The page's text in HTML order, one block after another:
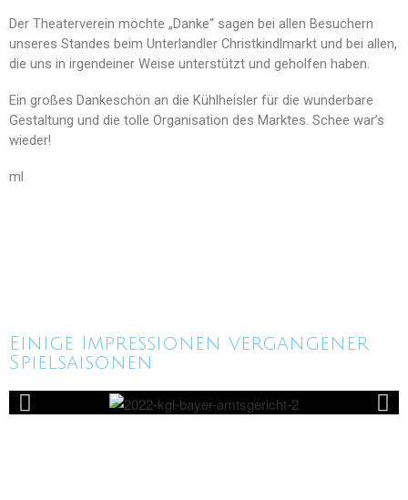
Der Theaterverein möchte „Danke“ sagen bei allen Besuchern
unseres Standes beim Unterlandler Christkindlmarkt und bei allen,
die uns in irgendeiner Weise unterstützt und geholfen haben.
Ein großes Dankeschön an die Kühlheisler für die wunderbare
Gestaltung und die tolle Organisation des Marktes. Schee war’s
wieder!
ml
Einige Impressionen vergangener
Spielsaisonen